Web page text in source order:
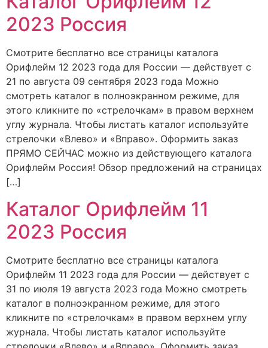
2023 Россия
Смотрите бесплатно все страницы каталога
Орифлейм 12 2023 года для России — действует с
21 по августа 09 сентября 2023 года Можно
смотреть каталог в полноэкранном режиме, для
этого кликните по «стрелочкам» в правом верхнем
углу журнала. Чтобы листать каталог используйте
стрелочки «Влево» и «Вправо». Оформить заказ
ПРЯМО СЕЙЧАС можно из действующего каталога
Орифлейм Россия! Обзор предложений на страницах
[…]
Каталог Орифлейм 11
2023 Россия
Смотрите бесплатно все страницы каталога
Орифлейм 11 2023 года для России — действует с
31 по июля 19 августа 2023 года Можно смотреть
каталог в полноэкранном режиме, для этого
кликните по «стрелочкам» в правом верхнем углу
журнала. Чтобы листать каталог используйте